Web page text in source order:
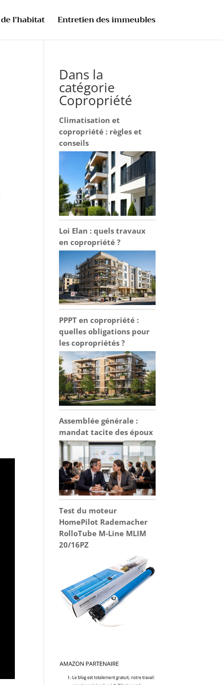
l’habitat Entretien des immeubles
Dans la
catégorie
Copropriété
Climatisation et
copropriété : règles et
conseils
Loi Elan : quels travaux
en copropriété ?
PPPT en copropriété :
quelles obligations pour
les copropriétés ?
Assemblée générale :
mandat tacite des époux
Test du moteur
HomePilot Rademacher
RolloTube M-Line MLIM
20/16PZ